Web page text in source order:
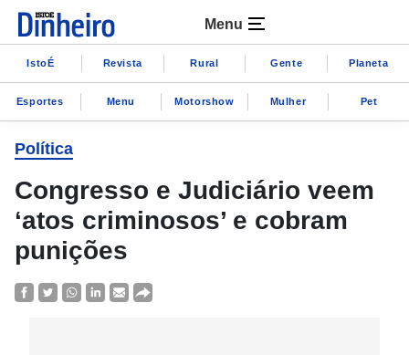
Menu
IstoÉ Revista Rural Gente Planeta
Esportes Menu Motorshow Mulher Pet
Política
Congresso e Judiciário veem
‘atos criminosos’ e cobram
punições